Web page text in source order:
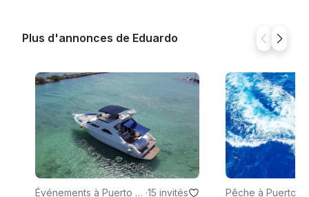
Plus d'annonces de Eduardo
Événements à Puerto A ·15 invités
Pêche à Puerto